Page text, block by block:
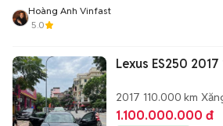
Hoàng Anh Vinfast
5.0
Lexus ES250
2017 110.000 km
1.100.000.000 đ